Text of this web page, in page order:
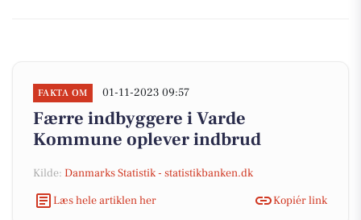
FAKTA OM 01-11-2023 09:57
Færre indbyggere i Varde
Kommune oplever indbrud
Kilde: Danmarks Statistik - statistikbanken.dk
Læs hele artiklen her
Kopiér link